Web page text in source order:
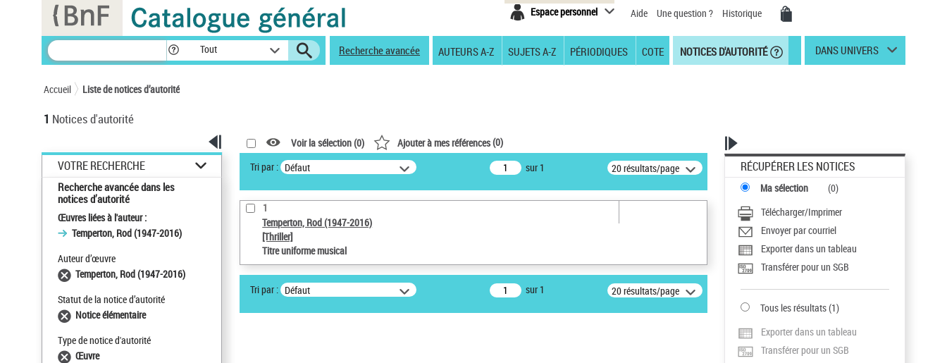
Espace personnel Aide Une question ? Historique
Tout Recherche avancée AUTEURS A-Z SUJETS A-Z PÉRIODIQUES COTE NOTICES D'AUTORITÉ DANS UNIVERS
Accueil Liste de notices d’autorité
1 Notices d'autorité
VOTRE RECHERCHE
Recherche avancée dans les
notices d’autorité
Œuvres liées à l'auteur :
Temperton, Rod (1947-2016)
Auteur d’œuvre
Temperton, Rod (1947-2016)
Statut de la notice d’autorité
Notice élémentaire
Type de notice d'autorité
Œuvre
Voir la sélection (0) Ajouter à mes références(0)
Tri par : Défaut sur 1 20 résultats/page
1
Temperton, Rod (1947-2016)
[Thriller]
Titre uniforme musical
Tri par : Défaut sur 1 20 résultats/page
RÉCUPÉRER LES NOTICES
Ma sélection (0)
Télécharger/Imprimer
Envoyer par courriel
Exporter dans un tableau
Transférer pour un SGB
Tous les résultats(1)
Exporter dans un tableau
Transférer pour un SGB
Panneau de gestion des cookies